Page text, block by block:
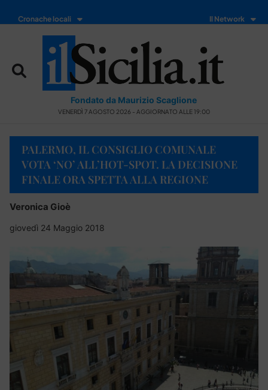
Cronache locali Il Network
Fondato da Maurizio Scaglione
VENERDÌ 7 AGOSTO 2026 - AGGIORNATO ALLE 19:00
PALERMO, IL CONSIGLIO COMUNALE
VOTA ‘NO’ ALL’HOT-SPOT. LA DECISIONE
FINALE ORA SPETTA ALLA REGIONE
Veronica Gioè
giovedì 24 Maggio 2018